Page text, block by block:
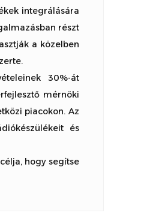
integrálására
részt
a közelben
30%-át
mérnöki
piacokon. Az
és
hogy segítse